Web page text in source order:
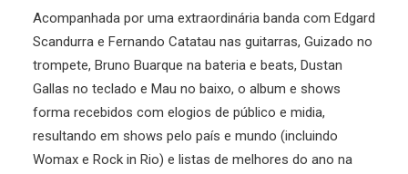
Acompanhada por uma extraordinária banda com Edgard
Scandurra e Fernando Catatau nas guitarras, Guizado no
trompete, Bruno Buarque na bateria e beats, Dustan
Gallas no teclado e Mau no baixo, o album e shows
forma recebidos com elogios de público e midia,
resultando em shows pelo país e mundo (incluindo
Womax e Rock in Rio) e listas de melhores do ano na